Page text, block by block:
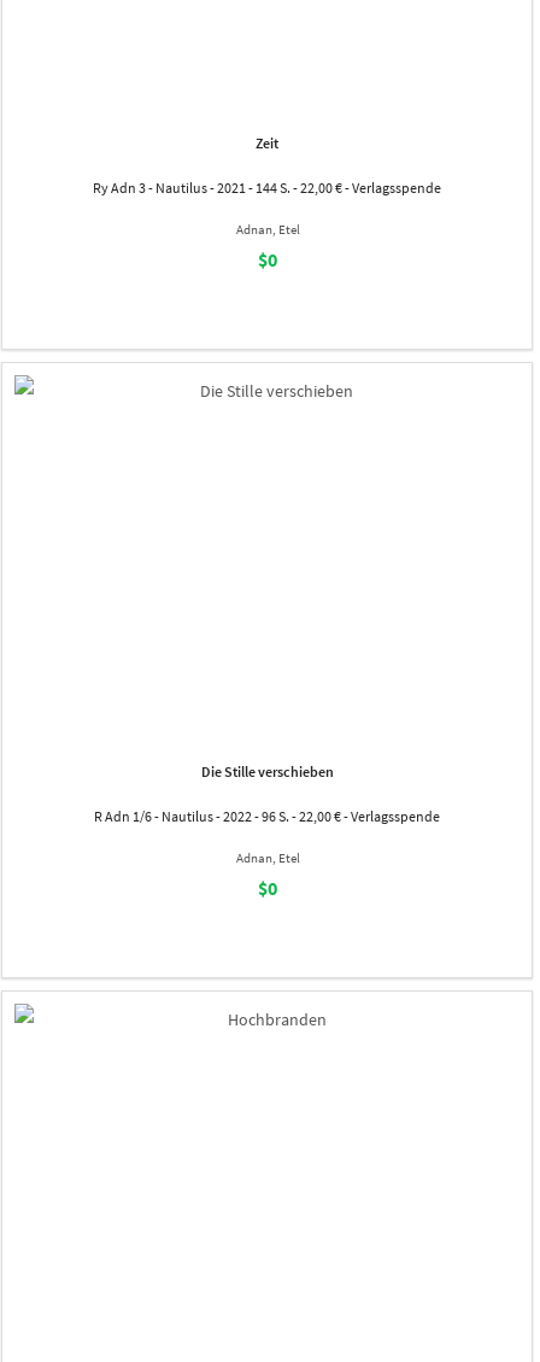
Zeit
Ry Adn 3 - Nautilus - 2021 - 144 S. - 22,00 € - Verlagsspende
Adnan, Etel
$0
Die Stille verschieben
R Adn 1/6 - Nautilus - 2022 - 96 S. - 22,00 € - Verlagsspende
Adnan, Etel
$0